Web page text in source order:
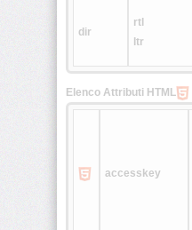
<frameset>
dir
rtl
ltr
Elenco Attributi HTML
accesskey